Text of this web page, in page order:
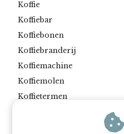
Koffie
Koffiebar
Koffiebonen
Koffiebranderij
Koffiemachine
Koffiemolen
Koffietermen